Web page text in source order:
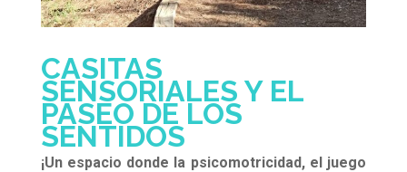
CASITAS
SENSORIALES Y EL
PASEO DE LOS
SENTIDOS
¡Un espacio donde la psicomotricidad, el juego